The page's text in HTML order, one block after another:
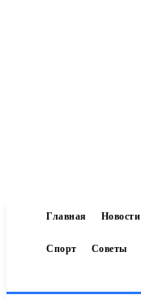
Главная Новости
Спорт Советы